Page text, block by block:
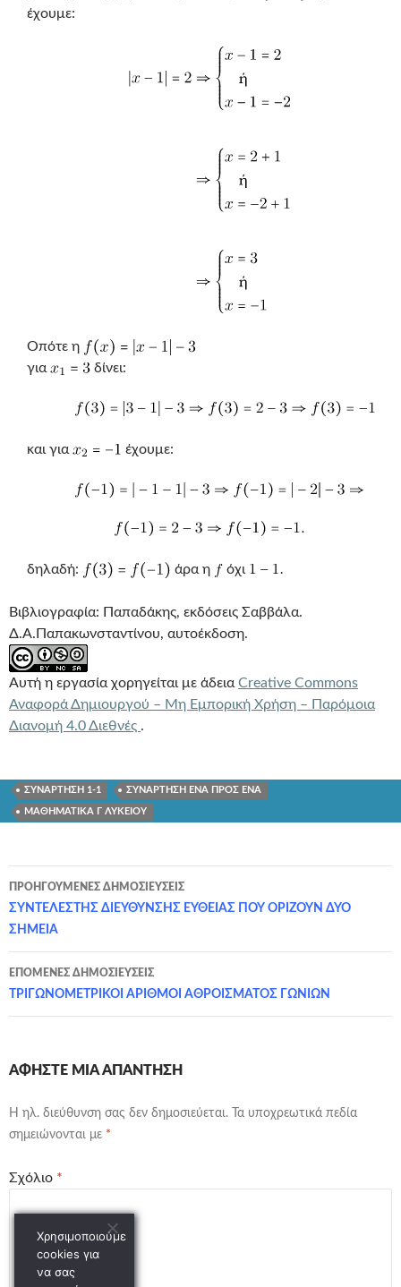
έχουμε:
Οπότε η
για
δίνει:
και για έχουμε:
δηλαδή: άρα η όχι
Βιβλιογραφία: Παπαδάκης, εκδόσεις Σαββάλα.
Δ.Α.Παπακωνσταντίνου, αυτοέκδοση.
Αυτή η εργασία χορηγείται με άδεια Creative Commons
Αναφορά Δημιουργού – Μη Εμπορική Χρήση – Παρόμοια
Διανομή 4.0 Διεθνές .
ΣΥΝΑΡΤΗΣΗ 1-1 ΣΥΝΑΡΤΗΣΗ ΕΝΑ ΠΡΟΣ ΕΝΑ
ΜΑΘΗΜΑΤΙΚΑ Γ ΛΥΚΕΙΟΥ
Πλοήγηση
άρθρων
ΠΡΟΗΓΟΎΜΕΝΕΣ ΔΗΜΟΣΙΕΎΣΕΙΣ
ΣΥΝΤΕΛΕΣΤΗΣ ΔΙΕΥΘΥΝΣΗΣ ΕΥΘΕΙΑΣ ΠΟΥ ΟΡΙΖΟΥΝ ΔΥΟ
ΣΗΜΕΙΑ
ΕΠΌΜΕΝΕΣ ΔΗΜΟΣΙΕΎΣΕΙΣ
ΤΡΙΓΩΝΟΜΕΤΡΙΚΟΙ ΑΡΙΘΜΟΙ ΑΘΡΟΙΣΜΑΤΟΣ ΓΩΝΙΩΝ
ΑΦΉΣΤΕ ΜΙΑ ΑΠΆΝΤΗΣΗ
Η ηλ. διεύθυνση σας δεν δημοσιεύεται.
Τα υποχρεωτικά πεδία
σημειώνονται με *
Σχόλιο *
Χρησιμοποιούμε
cookies για
να σας